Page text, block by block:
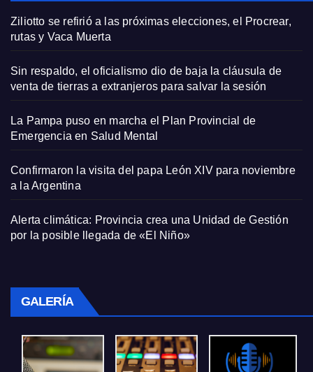
Ziliotto se refirió a las próximas elecciones, el Procrear,
rutas y Vaca Muerta
Sin respaldo, el oficialismo dio de baja la cláusula de
venta de tierras a extranjeros para salvar la sesión
La Pampa puso en marcha el Plan Provincial de
Emergencia en Salud Mental
Confirmaron la visita del papa León XIV para noviembre
a la Argentina
Alerta climática: Provincia crea una Unidad de Gestión
por la posible llegada de «El Niño»
GALERÍA